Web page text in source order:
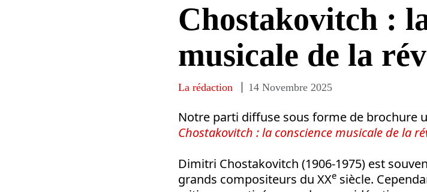
Chostakovitch :
musicale de la
La rédaction 14 Novembre 2025
Notre parti diffuse sous forme de brochure
Chostakovitch : la conscience musicale de la
Dimitri Chostakovitch (1906-1975) est
grands compositeurs du XXe siècle.